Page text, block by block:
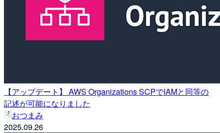
【アップデート】 AWS Organizations SCPでIAMと同等の
記述が可能になりました
おつまみ
2025.09.26